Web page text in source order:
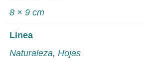
8 × 9 cm
Linea
Naturaleza, Hojas